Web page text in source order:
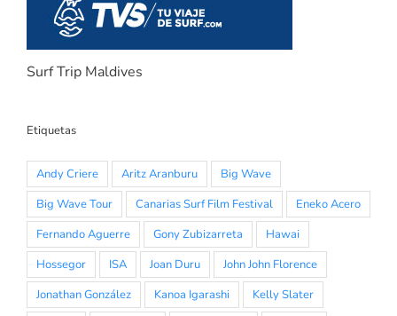
Surf Trip Maldives
Etiquetas
Andy Criere Aritz Aranburu
Big Wave
Big Wave Tour
Canarias Surf Film Festival
Eneko Acero
Fernando Aguerre
Gony Zubizarreta
Hawai
Hossegor
ISA Joan Duru
John John Florence
Jonathan González
Kanoa Igarashi
Kelly Slater